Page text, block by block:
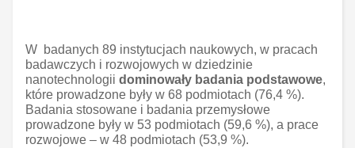
W badanych 89 instytucjach naukowych, w pracach
badawczych i rozwojowych w dziedzinie
nanotechnologii dominowały badania podstawowe,
które prowadzone były w 68 podmiotach (76,4 %).
Badania stosowane i badania przemysłowe
prowadzone były w 53 podmiotach (59,6 %), a prace
rozwojowe – w 48 podmiotach (53,9 %).